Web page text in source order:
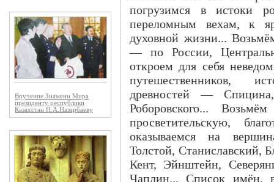
Вручение Знамени Мира
президенту республики
Казахстан Н.А.Назарбаеву
погрузимся в истоки
переломным вехам, к
духовной жизни...
— по России,
откроем для себя
путешественников,
древностей — Спицина,
Роборовского...
просветительскую,
оказываемся на
Толстой, Станиславский,
Кент, Эйнштейн,
Чаплин... Список имён,